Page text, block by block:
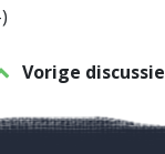
Vorige discussie